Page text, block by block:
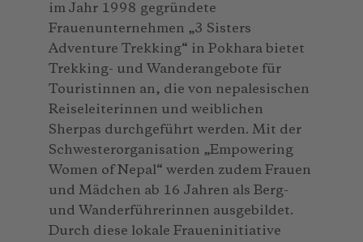
im Jahr 1998 gegründete
Frauenunternehmen „3 Sisters
Adventure Trekking“ in Pokhara bietet
Trekking- und Wanderangebote für
Touristinnen an, die von nepalesischen
Reiseleiterinnen und weiblichen
Sherpas durchgeführt werden. Mit der
Schwesterorganisation „Empowering
Women of Nepal“ werden zudem Frauen
und Mädchen ab 16 Jahren als Berg-
und Wanderführerinnen ausgebildet.
Durch diese lokale Fraueninitiative